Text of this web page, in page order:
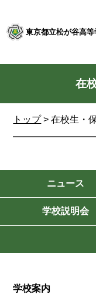
東京都立松が谷高等
トップ>在校生・
在
ニュース
学校説明会
学校案内